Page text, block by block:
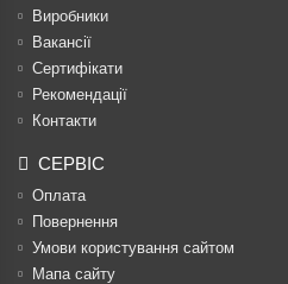
Виробники
Вакансії
Сертифікати
Рекомендації
Контакти
СЕРВІС
Оплата
Повернення
Умови користування сайтом
Мапа сайту